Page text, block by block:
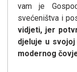
vam je
svećeništva i
vidjeti, jer
djeluje u
modernog č